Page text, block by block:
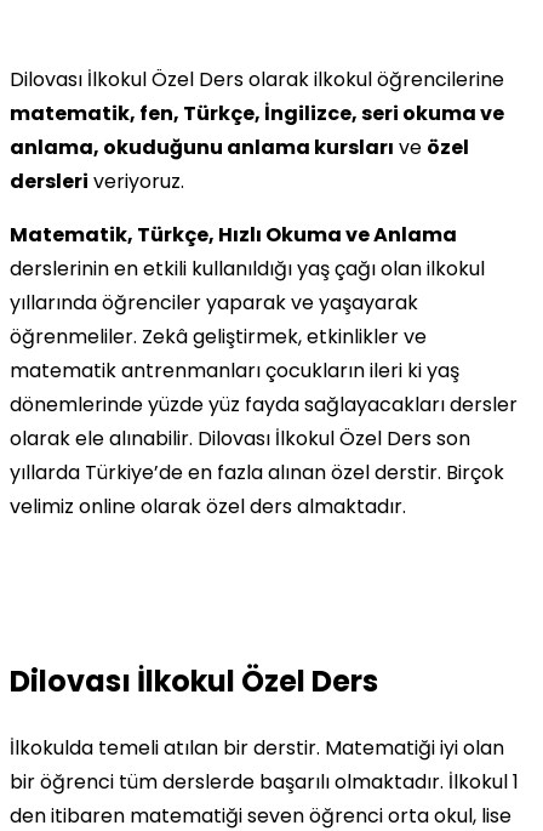
Dilovası İlkokul Özel Ders olarak ilkokul öğrencilerine
matematik, fen, Türkçe, İngilizce, seri okuma ve
anlama, okuduğunu anlama kursları ve özel
dersleri veriyoruz.
Matematik, Türkçe, Hızlı Okuma ve Anlama
derslerinin en etkili kullanıldığı yaş çağı olan ilkokul
yıllarında öğrenciler yaparak ve yaşayarak
öğrenmeliler. Zekâ geliştirmek, etkinlikler ve
matematik antrenmanları çocukların ileri ki yaş
dönemlerinde yüzde yüz fayda sağlayacakları dersler
olarak ele alınabilir. Dilovası İlkokul Özel Ders son
yıllarda Türkiye’de en fazla alınan özel derstir. Birçok
velimiz online olarak özel ders almaktadır.
Dilovası İlkokul Özel Ders
İlkokulda temeli atılan bir derstir. Matematiği iyi olan
bir öğrenci tüm derslerde başarılı olmaktadır. İlkokul 1
den itibaren matematiği seven öğrenci orta okul, lise